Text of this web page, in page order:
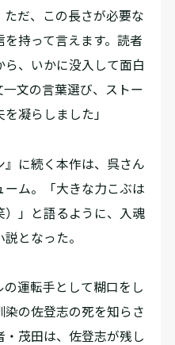
だ、この長さが必要な
持って言えます。読者
、いかに没入して面白
文の言葉選び、ストー
凝らしました」
に続く本作は、呉さん
ム。「大きな力こぶは
）」と語るように、入魂
となった。
運転手として糊口をし
の佐登志の死を知らさ
茂田は、佐登志が残し